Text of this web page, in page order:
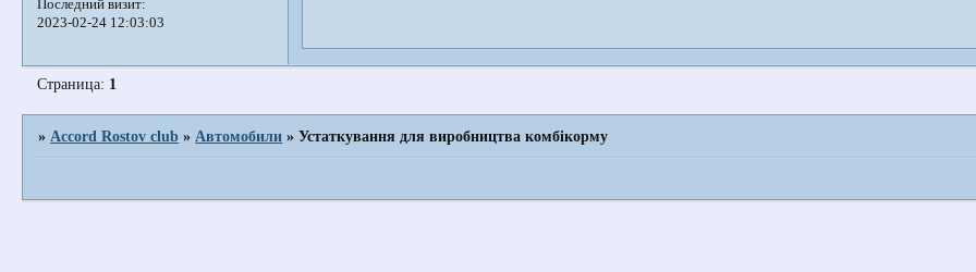
Последний визит:
2023-02-24 12:03:03
Страница: 1
»Accord Rostov club »Автомобили »Устаткування для виробництва комбікорму